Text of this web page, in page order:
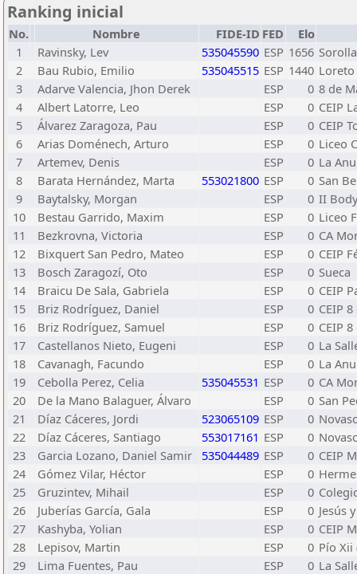
Ranking inicial
No. Nombre FIDE-ID FED Elo
1
Ravinsky, Lev 535045590 ESP 1656 Sorolla
2
Bau Rubio, Emilio 535045515 ESP 1440 Loreto
3
Adarve Valencia, Jhon Derek ESP 0 8 de
4
Albert Latorre, Leo ESP 0 CEIP
5
Álvarez Zaragoza, Pau ESP 0 CEIP
6
Arias Doménech, Arturo ESP 0 Liceo
7
Artemev, Denis ESP 0 La
8
Barata Hernández, Marta 553021800 ESP 0 San
9
Baytalsky, Morgan ESP 0 II
10
Bestau Garrido, Maxim ESP 0 Liceo
11
Bezkrovna, Victoria ESP 0 CA
12
Bixquert San Pedro, Mateo ESP 0 CEIP
13
Bosch Zaragozí, Oto ESP 0 Sueca
14
Braicu De Sala, Gabriela ESP 0 CEIP
15
Briz Rodríguez, Daniel ESP 0 CEIP
16
Briz Rodríguez, Samuel ESP 0 CEIP
17
Castellanos Nieto, Eugeni ESP 0 La
18
Cavanagh, Facundo ESP 0 La
19
Cebolla Perez, Celia 535045531 ESP 0 CA
20
De la Mano Balaguer, Álvaro ESP 0 San
21
Díaz Cáceres, Jordi 523065109 ESP 0
22
Díaz Cáceres, Santiago 553017161 ESP 0
23
Garcia Lozano, Daniel Samir 535044489 ESP 0 CEIP
24
Gómez Vilar, Héctor ESP 0
25
Gruzintev, Mihail ESP 0
26
Juberías García, Gala ESP 0 Jesús
27
Kashyba, Yolian ESP 0 CEIP
28
Lepisov, Martin ESP 0 Pío Xii
29
Lima Fuentes, Pau ESP 0 La